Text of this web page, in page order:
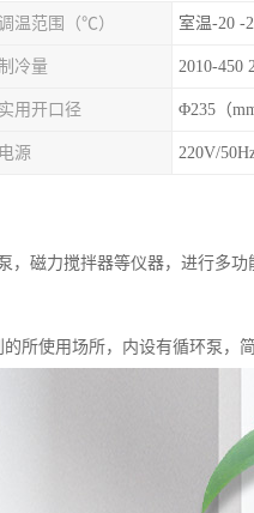
温范围（℃） 室温-20 -
冷量 2010-450
实用开口径 Φ235（
电源 220V/
磁力搅拌器等仪器，进行多
所使用场所，内设有循环泵，简